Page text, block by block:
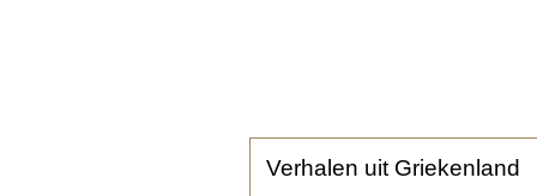
Verhalen uit Griekenland